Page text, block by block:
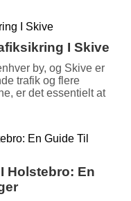
I Skive
by, og Skive er
trafik og flere
er det essentielt at
Holstebro: En